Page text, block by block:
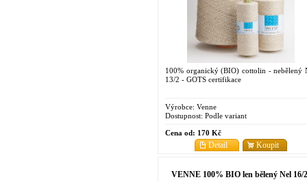
100% organický (BIO) cottolin - nebělený
13/2 - GOTS certifikace
Výrobce: Venne
Dostupnost: Podle variant
Cena od: 170 Kč
Koupit
Detail
VENNE 100% BIO len bělený Nel 16/